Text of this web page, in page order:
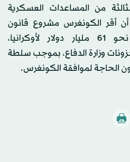
من المساعدات العسكرية
أن أقر الكونغرس مشروع قانون
مساعدات يخصص نحو 61 مليار دولار لأوكرانيا،
وزارة الدفاع، بموجب سلطة
الحاجة لموافقة الكونغرس.